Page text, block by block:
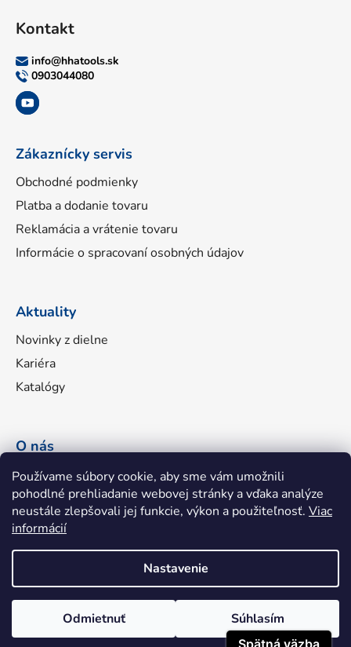
Používame súbory cookie, aby sme vám umožnili
pohodlné prehliadanie webovej stránky a vďaka analýze
neustále zlepšovali jej funkcie, výkon a použiteľnosť. Viac
informácií
Nastavenie
Odmietnuť Súhlasím
Kontakt
info@hhatools.sk
0903044080
Zákaznícky servis
Obchodné podmienky
Platba a dodanie tovaru
Reklamácia a vrátenie tovaru
Informácie o spracovaní osobných údajov
Aktuality
Novinky z dielne
Kariéra
Katalógy
O nás
Náš príbeh
Portfólio značiek
Fakturačné údaje
mime digital
Copyright 2026hhatools.sk. Všetky práva vyhradené.